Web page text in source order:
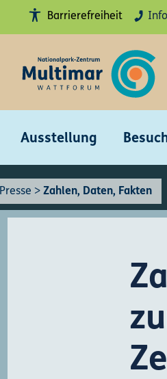
Barrierefreiheit
Kontraste
anschalten
Erklärung
Gebärdensprache
Leichte
Ausstellung
Presse > Zahlen, Daten, Fakten